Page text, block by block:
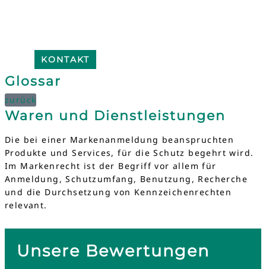
KONTAKT
Glossar
zurück
Waren und Dienstleistungen
Die bei einer Markenanmeldung beanspruchten
Produkte und Services, für die Schutz begehrt wird.
Im Markenrecht ist der Begriff vor allem für
Anmeldung, Schutzumfang, Benutzung, Recherche
und die Durchsetzung von Kennzeichenrechten
relevant.
Unsere Bewertungen